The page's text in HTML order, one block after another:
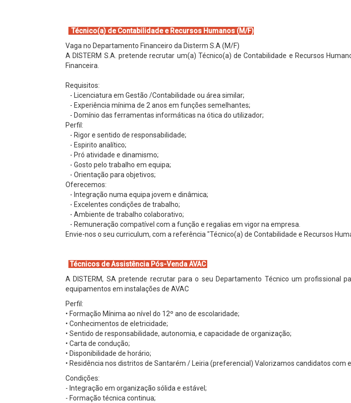
Técnico(a) de Contabilidade e Recursos Humanos (M/F)
Vaga no Departamento Financeiro da Disterm S.A (M/F)
A DISTERM S.A. pretende recrutar um(a) Técnico(a) de Contabilidade e Recursos
Financeira.
Requisitos:
- Licenciatura em Gestão /Contabilidade ou área similar;
- Experiência mínima de 2 anos em funções semelhantes;
- Domínio das ferramentas informáticas na ótica do utilizador;
Perfil:
- Rigor e sentido de responsabilidade;
- Espirito analítico;
- Pró atividade e dinamismo;
- Gosto pelo trabalho em equipa;
- Orientação para objetivos;
Oferecemos:
- Integração numa equipa jovem e dinâmica;
- Excelentes condições de trabalho;
- Ambiente de trabalho colaborativo;
- Remuneração compatível com a função e regalias em vigor na empresa.
Envie-nos o seu curriculum, com a referência "Técnico(a) de Contabilidade e Recursos
Técnicos de Assistência Pós-Venda AVAC
A DISTERM, SA pretende recrutar para o seu Departamento Técnico um profissional
equipamentos em instalações de AVAC
Perfil:
• Formação Mínima ao nível do 12º ano de escolaridade;
• Conhecimentos de eletricidade;
• Sentido de responsabilidade, autonomia, e capacidade de organização;
• Carta de condução;
• Disponibilidade de horário;
• Residência nos distritos de Santarém / Leiria (preferencial) Valorizamos candidatos com
Condições:
- Integração em organização sólida e estável;
- Formação técnica continua;